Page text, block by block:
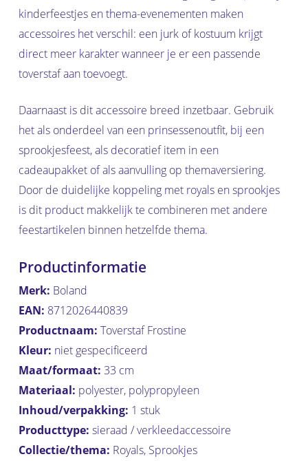
kinderfeestjes en thema-evenementen maken
accessoires het verschil: een jurk of kostuum krijgt
direct meer karakter wanneer je er een passende
toverstaf aan toevoegt.
Daarnaast is dit accessoire breed inzetbaar. Gebruik
het als onderdeel van een prinsessenoutfit, bij een
sprookjesfeest, als decoratief item in een
cadeaupakket of als aanvulling op themaversiering.
Door de duidelijke koppeling met royals en sprookjes
is dit product makkelijk te combineren met andere
feestartikelen binnen hetzelfde thema.
Productinformatie
Merk: Boland
EAN: 8712026440839
Productnaam: Toverstaf Frostine
Kleur: niet gespecificeerd
Maat/formaat: 33 cm
Materiaal: polyester, polypropyleen
Inhoud/verpakking: 1 stuk
Producttype: sieraad / verkleedaccessoire
Collectie/thema: Royals, Sprookjes